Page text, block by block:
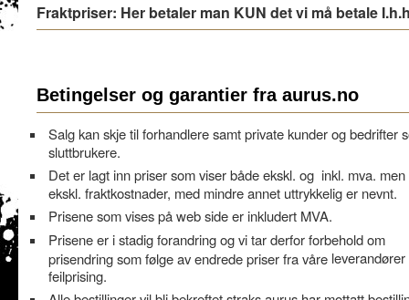
Fraktpriser: Her betaler man KUN det vi må betale
Betingelser og garantier fra aurus.no
Salg kan skje til forhandlere samt private kunder og bedrifter
sluttbrukere.
Det er lagt inn priser som viser både ekskl. og inkl. mva. men
ekskl. fraktkostnader, med mindre annet uttrykkelig er nevnt.
Prisene som vises på web side er inkludert MVA.
Prisene er i stadig forandring og vi tar derfor forbehold om
prisendring som følge av endrede priser fra våre leverandører
feilprising.